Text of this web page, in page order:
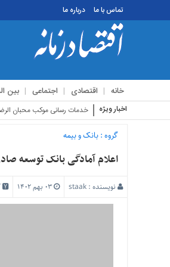
تماس با ما درباره ما
خانه اقتصادی اجتماعی بین
تماس
ما
درباره
اخبار ویژه استقبال زائرین ار
گروه :بانک و بیمه
اعلام آمادگی بانک توسعه
نویسنده :staak